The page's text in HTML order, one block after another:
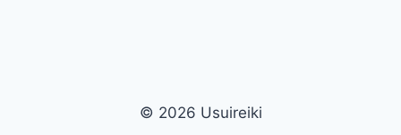
© 2026 Usuireiki